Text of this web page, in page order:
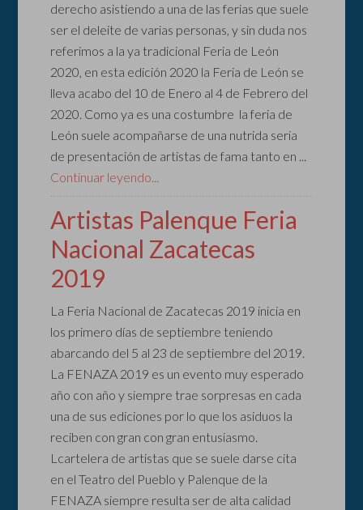
derecho asistiendo a una de las ferias que suele
ser el deleite de varias personas, y sin duda nos
referimos a la ya tradicional Feria de León
2020, en esta edición 2020 la Feria de León se
lleva acabo del 10 de Enero al 4 de Febrero del
2020. Como ya es una costumbre la feria de
León suele acompañarse de una nutrida seria
de presentación de artistas de fama tanto en ...
Continuar leyendo...
Artistas Palenque Feria
Nacional Zacatecas
2019
La Feria Nacional de Zacatecas 2019 inicia en
los primero días de septiembre teniendo
abarcando del 5 al 23 de septiembre del 2019.
La FENAZA 2019 es un evento muy esperado
año con año y siempre trae sorpresas en cada
una de sus ediciones por lo que los asiduos la
reciben con gran con gran entusiasmo.
Lcartelera de artistas que se suele darse cita
en el Teatro del Pueblo y Palenque de la
FENAZA siempre resulta ser de alta calidad